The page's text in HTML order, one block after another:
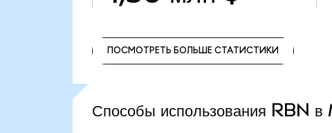
ПОСМОТРЕТЬ БОЛЬШЕ СТАТИСТИКИ
Способы использования RBN